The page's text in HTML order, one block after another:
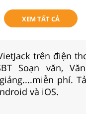
XEM TẤT CẢ
trên điện
Soạn văn,
phí.
và iOS.